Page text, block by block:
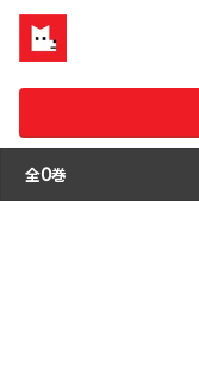
全0巻